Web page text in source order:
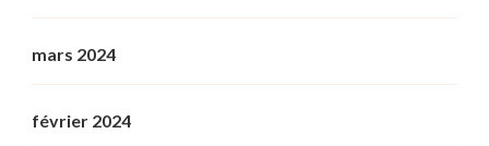
mars 2024
février 2024